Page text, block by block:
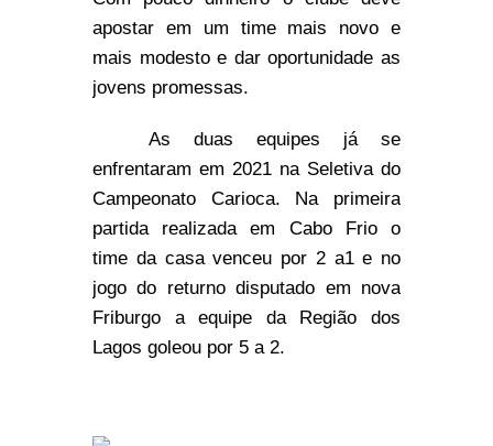
apostar em um time mais novo e
mais modesto e dar oportunidade as
jovens promessas.
As duas equipes já se
enfrentaram em 2021 na Seletiva do
Campeonato Carioca. Na primeira
partida realizada em Cabo Frio o
time da casa venceu por 2 a1 e no
jogo do returno disputado em nova
Friburgo a equipe da Região dos
Lagos goleou por 5 a 2.